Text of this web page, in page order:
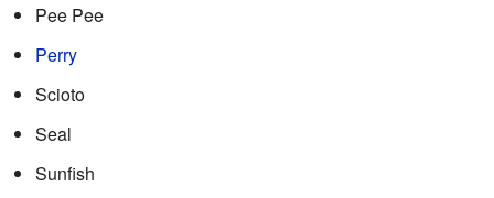
Pee Pee
Perry
Scioto
Seal
Sunfish